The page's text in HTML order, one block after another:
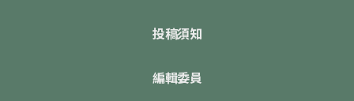
投稿須知
編輯委員